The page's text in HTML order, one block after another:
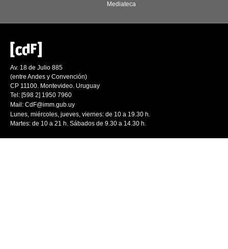
Mediateca
Av. 18 de Julio 885
(entre Andes y Convención)
CP 11100. Montevideo. Uruguay
Tel: [598 2] 1950 7960
Mail: CdF@imm.gub.uy
Lunes, miércoles, jueves, viernes: de 10 a 19.30 h.
Martes: de 10 a 21 h. Sábados de 9.30 a 14.30 h.